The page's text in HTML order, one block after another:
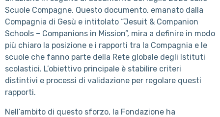
Scuole Compagne. Questo documento, emanato dalla
Compagnia di Gesù e intitolato “Jesuit & Companion
Schools – Companions in Mission”, mira a definire in modo
più chiaro la posizione e i rapporti tra la Compagnia e le
scuole che fanno parte della Rete globale degli Istituti
scolastici. L’obiettivo principale è stabilire criteri
distintivi e processi di validazione per regolare questi
rapporti.
Nell’ambito di questo sforzo, la Fondazione ha